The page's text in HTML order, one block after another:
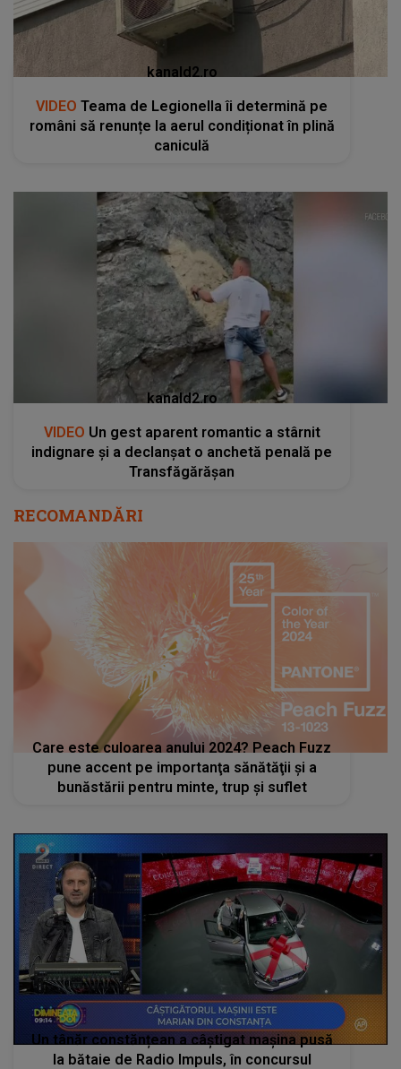
kanald2.ro
VIDEO Teama de Legionella îi determină pe
români să renunțe la aerul condiționat în plină
caniculă
kanald2.ro
VIDEO Un gest aparent romantic a stârnit
indignare și a declanșat o anchetă penală pe
Transfăgărășan
RECOMANDĂRI
Care este culoarea anului 2024? Peach Fuzz
pune accent pe importanţa sănătăţii şi a
bunăstării pentru minte, trup şi suflet
Un tânăr constănțean a câștigat mașina pusă
la bătaie de Radio Impuls, în concursul